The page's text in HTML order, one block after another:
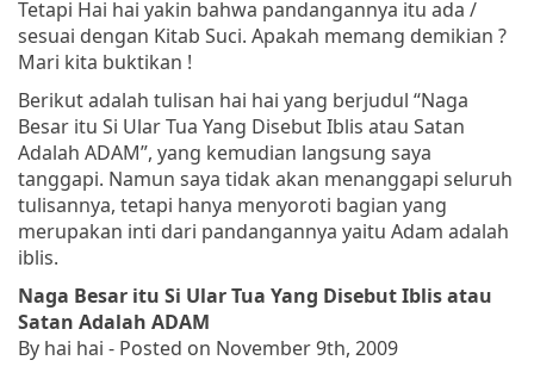
Tetapi Hai hai yakin bahwa pandangannya itu ada /
sesuai dengan Kitab Suci. Apakah memang demikian ?
Mari kita buktikan !
Berikut adalah tulisan hai hai yang berjudul “Naga
Besar itu Si Ular Tua Yang Disebut Iblis atau Satan
Adalah ADAM”, yang kemudian langsung saya
tanggapi. Namun saya tidak akan menanggapi seluruh
tulisannya, tetapi hanya menyoroti bagian yang
merupakan inti dari pandangannya yaitu Adam adalah
iblis.
Naga Besar itu Si Ular Tua Yang Disebut Iblis atau
Satan Adalah ADAM
By hai hai - Posted on November 9th, 2009